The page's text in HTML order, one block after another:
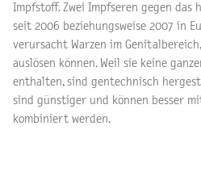
Impfstoff. Zwei Impfseren gegen das
seit 2006 beziehungsweise 2007 in
verursacht Warzen im
auslösen können. Weil sie keine
enthalten, sind gentechnisch
sind günstiger und können besser
kombiniert werden.